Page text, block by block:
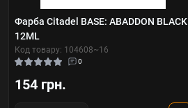
Фарба Citadel BASE: ABADDON BLACK
12ML
Код товару: 104608~16
0
154 грн.